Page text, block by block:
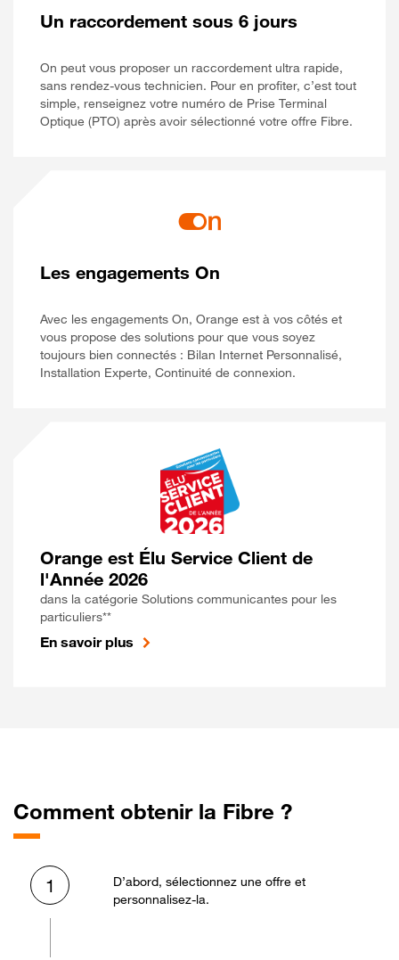
Un raccordement sous 6 jours
On peut vous proposer un raccordement ultra rapide,
sans rendez-vous technicien. Pour en profiter, c’est tout
simple, renseignez votre numéro de Prise Terminal
Optique (PTO) après avoir sélectionné votre offre Fibre.
Les engagements On
Avec les engagements On, Orange est à vos côtés et
vous propose des solutions pour que vous soyez
toujours bien connectés : Bilan Internet Personnalisé,
Installation Experte, Continuité de connexion.
Orange est Élu Service Client de
l'Année 2026
dans la catégorie Solutions communicantes pour les
particuliers**
En savoir plus
Comment obtenir la Fibre ?
1
D’abord, sélectionnez une offre et
personnalisez-la.